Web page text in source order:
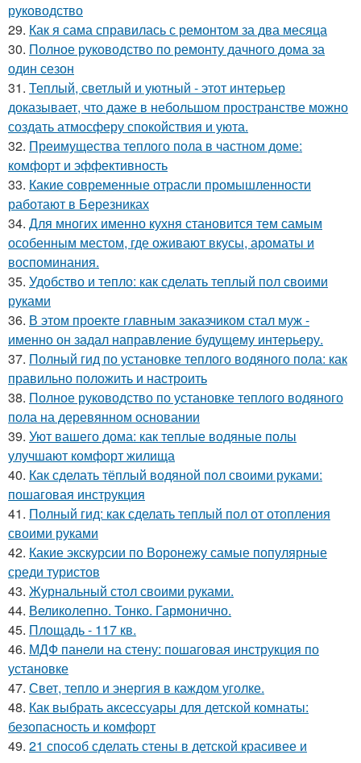
руководство
29. Как я сама справилась с ремонтом за два месяца
30. Полное руководство по ремонту дачного дома за
один сезон
31. Теплый, светлый и уютный - этот интерьер
доказывает, что даже в небольшом пространстве можно
создать атмосферу спокойствия и уюта.
32. Преимущества теплого пола в частном доме:
комфорт и эффективность
33. Какие современные отрасли промышленности
работают в Березниках
34. Для многих именно кухня становится тем самым
особенным местом, где оживают вкусы, ароматы и
воспоминания.
35. Удобство и тепло: как сделать теплый пол своими
руками
36. В этом проекте главным заказчиком стал муж -
именно он задал направление будущему интерьеру.
37. Полный гид по установке теплого водяного пола: как
правильно положить и настроить
38. Полное руководство по установке теплого водяного
пола на деревянном основании
39. Уют вашего дома: как теплые водяные полы
улучшают комфорт жилища
40. Как сделать тёплый водяной пол своими руками:
пошаговая инструкция
41. Полный гид: как сделать теплый пол от отопления
своими руками
42. Какие экскурсии по Воронежу самые популярные
среди туристов
43. Журнальный стол своими руками.
44. Великолепно. Тонко. Гармонично.
45. Площадь - 117 кв.
46. МДФ панели на стену: пошаговая инструкция по
установке
47. Свет, тепло и энергия в каждом уголке.
48. Как выбрать аксессуары для детской комнаты:
безопасность и комфорт
49. 21 способ сделать стены в детской красивее и